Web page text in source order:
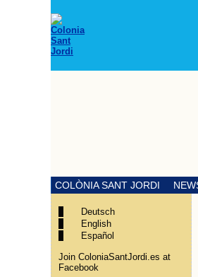
COLÒNIA SANT JORDI
Deutsch
English
Español
Join ColoniaSantJordi.es at
Facebook